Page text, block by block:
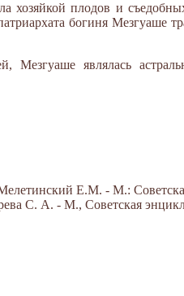
хозяйкой плодов и
богиня Мезгуаше
Мезгуаше являлась
Е.М. - М.:
С. А. - М., Советская